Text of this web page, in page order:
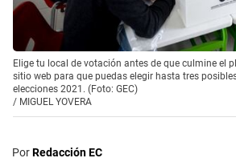
Elige tu local de votación antes de que culmine el
sitio web para que puedas elegir hasta tres
elecciones 2021. (Foto: GEC)
/ MIGUEL YOVERA
PorRedacción EC